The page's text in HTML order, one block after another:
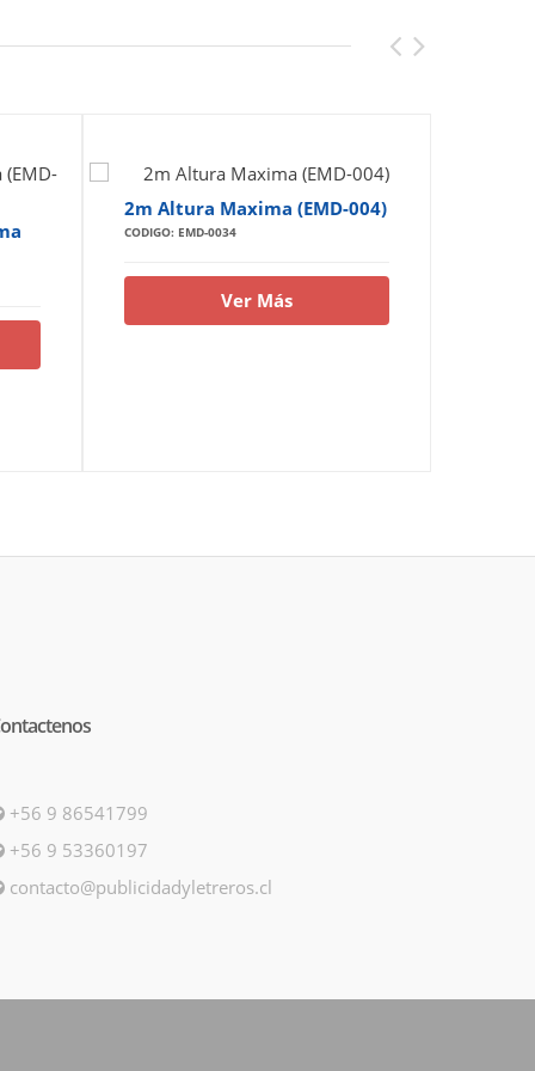
2m Altura Maxima (EMD-004)
CODIGO: EMD-0034
Ver Más
+56 9 86541799
+56 9 53360197
contacto@publicidadyletreros.cl